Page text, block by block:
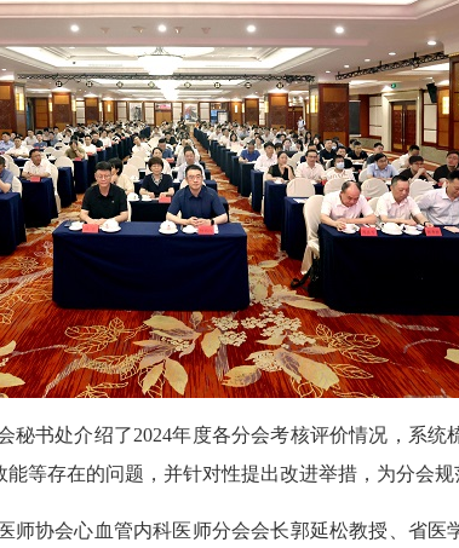
处介绍了2024年度各分会考核评价情况，系统
等存在的问题，并针对性提出改进举措，为分会规
协会心血管内科医师分会会长郭延松教授、省医